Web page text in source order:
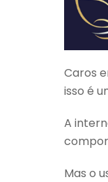
Caros
isso é
A
Mas o